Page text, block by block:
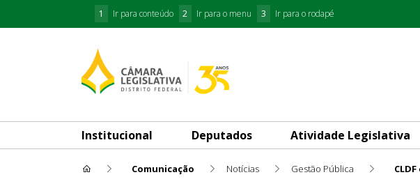
1 Ir para conteúdo 2 Ir para o menu 3 Ir para o rodapé
Institucional Deputados Atividade Legislativa
Comunicação Notícias Gestão Pública